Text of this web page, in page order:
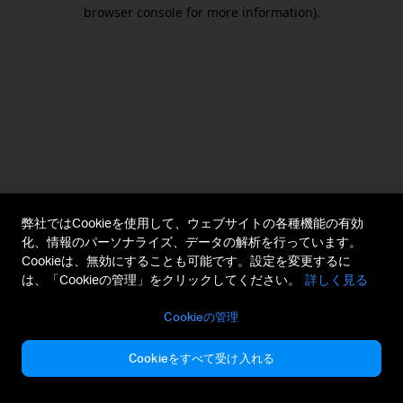
browser console for more information).
弊社ではCookieを使用して、ウェブサイトの各種機能の有効
化、情報のパーソナライズ、データの解析を行っています。
Cookieは、無効にすることも可能です。設定を変更するに
は、「Cookieの管理」をクリックしてください。
詳しく見る
Cookieの管理
Cookieをすべて受け入れる